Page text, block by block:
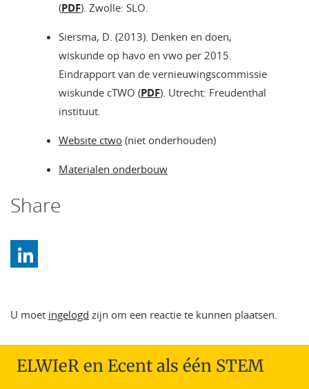
(PDF). Zwolle: SLO.
Siersma, D. (2013). Denken en doen,
wiskunde op havo en vwo per 2015.
Eindrapport van de vernieuwingscommissie
wiskunde cTWO (PDF). Utrecht: Freudenthal
instituut.
Website ctwo (niet onderhouden)
Materialen onderbouw
Share
U moet ingelogd zijn om een reactie te kunnen plaatsen.
ELWIeR en Ecent als één STEM